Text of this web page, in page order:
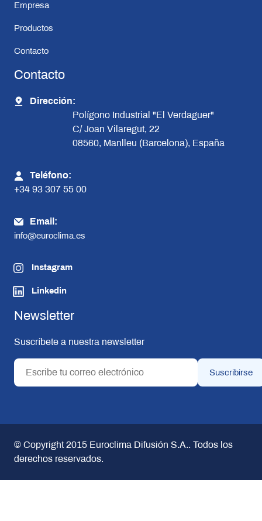
Empresa
Productos
Contacto
Contacto
Dirección:
Polígono Industrial "El Verdaguer"
C/ Joan Vilaregut, 22
08560, Manlleu (Barcelona), España
Teléfono:
+34 93 307 55 00
Email:
info@euroclima.es
Instagram
Linkedin
Newsletter
Suscríbete a nuestra newsletter
© Copyright 2015Euroclima Difusión S.A.. Todos los
derechos reservados.